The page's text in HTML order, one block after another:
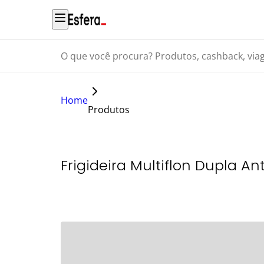
O que você procura? Produtos, cashback, viagens...
Home
Produtos
Frigideira Multiflon Dupla